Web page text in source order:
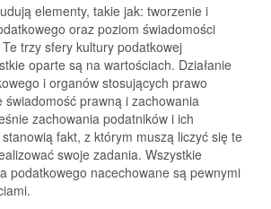
elementy, takie jak: tworzenie i
oraz poziom świadomości
trzy sfery kultury podatkowej
oparte są na wartościach. Działanie
i organów stosujących prawo
świadomość prawną i zachowania
zachowania podatników i ich
fakt, z którym muszą liczyć się te
swoje zadania. Wszystkie
podatkowego nacechowane są pewnymi